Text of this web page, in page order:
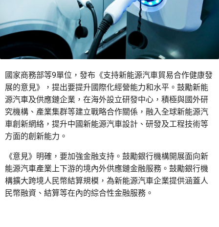
國家商務部等9單位，發布《支持新能源汽車貿易合作健康發
展的意見》，提出要提升國際化經營能力和水平。鼓勵新能
源汽車及供應鏈企業，在海外設立研發中心，積極與國外研
究機構、產業集群等建立戰略合作關係，融入全球新能源汽
車創新網絡，提升中國新能源汽車設計、研發及工程技術等
方面的創新能力。
《意見》明確，要加強金融支持。鼓勵銀行機構開展面向新
能源汽車產業上下游的境內外供應鏈金融服務。鼓勵銀行機
構擴大跨境人民幣結算規模，為新能源汽車企業提供涵蓋人
民幣融資、結算等在內的綜合性金融服務。